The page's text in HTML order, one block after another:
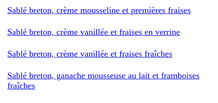
Sablé breton, crème mousseline et premières fraises
Sablé breton, crème vanillée et fraises en verrine
Sablé breton, crème vanillée et fraises fraîches
Sablé breton, ganache mousseuse au lait et framboises
fraîches